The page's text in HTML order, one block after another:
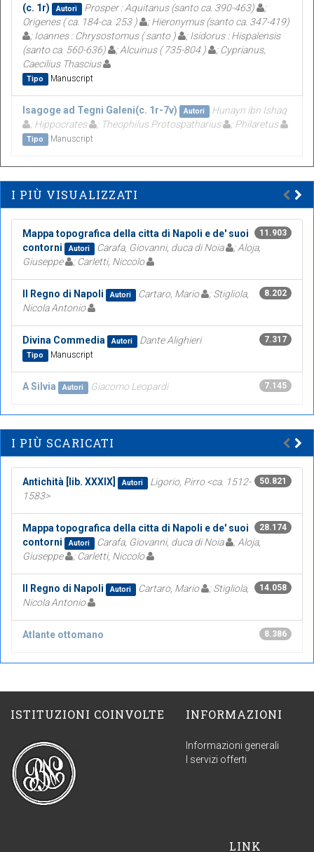
(c. 1r)
Autori Prosper : Aquitanus (santo ca. 390-463)
;
Origenes ( ca. 184-ca. 253 )
; Hieronymus (santo ca. 347-419)
; Ioannes : Chrysostomus ( santo )
; Isidorus : Hispalensis
(santo ca. 560-636)
; Alcuinus ( 735-804 )
; Cyprianus,
Caecilius Thascius
Tipo Manuscript
Isagoge ad Tegni Galeni(c. 1r-7v) Autori
Hunayn ibn Ishaq
; Hippocrates
; Theophilus Protospatharius ; Philaretus
Tipo Manuscript
I PIÙ VISUALIZZATI
11.903
Mappa topografica della citta di Napoli e de' suoi
contorni
Autori Carafa, Giovanni, duca di Noia
; Aloja,
Giuseppe
; Carletti, Niccolo
8.202
Il Regno di Napoli Autori Cartaro, Mario
; Stigliola,
Nicola Antonio
7.317
Divina Commedia Autori Dante Alighieri
Tipo Manuscript
7.145
A Silvia Autori Giacomo Leopardi
I PIÙ SCARICATI
50.821
Antichità [lib. XXXIX] Autori
Ligorio, Pirro <ca. 1512-
1583>
28.174
Mappa topografica della citta di Napoli e de' suoi
contorni
Autori Carafa, Giovanni, duca di Noia
; Aloja,
Giuseppe
; Carletti, Niccolo
14.058
Il Regno di Napoli Autori Cartaro, Mario
; Stigliola,
Nicola Antonio
8.386
Atlante ottomano
ISTITUZIONI COINVOLTE INFORMAZIONI
Informazioni generali
I servizi offerti
LINK